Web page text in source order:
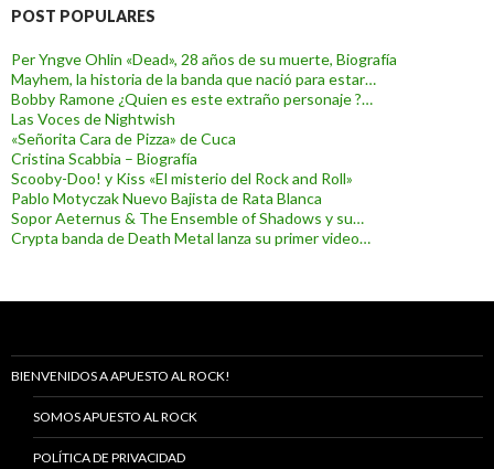
POST POPULARES
Per Yngve Ohlin «Dead», 28 años de su muerte, Biografía
Mayhem, la historia de la banda que nació para estar…
Bobby Ramone ¿Quien es este extraño personaje ?…
Las Voces de Nightwish
«Señorita Cara de Pizza» de Cuca
Cristina Scabbia – Biografía
Scooby-Doo! y Kiss «El misterio del Rock and Roll»
Pablo Motyczak Nuevo Bajista de Rata Blanca
Sopor Aeternus & The Ensemble of Shadows y su…
Crypta banda de Death Metal lanza su primer video…
BIENVENIDOS A APUESTO AL ROCK!
SOMOS APUESTO AL ROCK
POLÍTICA DE PRIVACIDAD